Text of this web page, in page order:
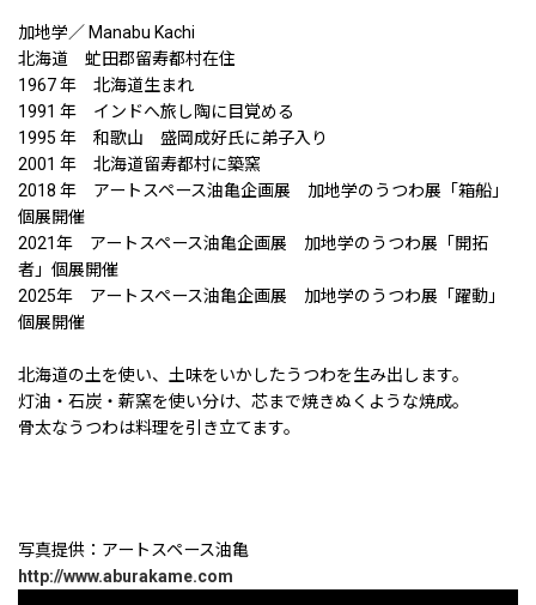
加地学／ Manabu Kachi
北海道 虻田郡留寿都村在住
1967 年 北海道生まれ
1991 年 インドへ旅し陶に目覚める
1995 年 和歌山 盛岡成好氏に弟子入り
2001 年 北海道留寿都村に築窯
2018 年 アートスペース油亀企画展 加地学のうつわ展「箱船」
個展開催
2021年 アートスペース油亀企画展 加地学のうつわ展「開拓
者」個展開催
2025年 アートスペース油亀企画展 加地学のうつわ展「躍動」
個展開催
北海道の土を使い、土味をいかしたうつわを生み出します。
灯油・石炭・薪窯を使い分け、芯まで焼きぬくような焼成。
骨太なうつわは料理を引き立てます。
写真提供：アートスペース油亀
http://www.aburakame.com